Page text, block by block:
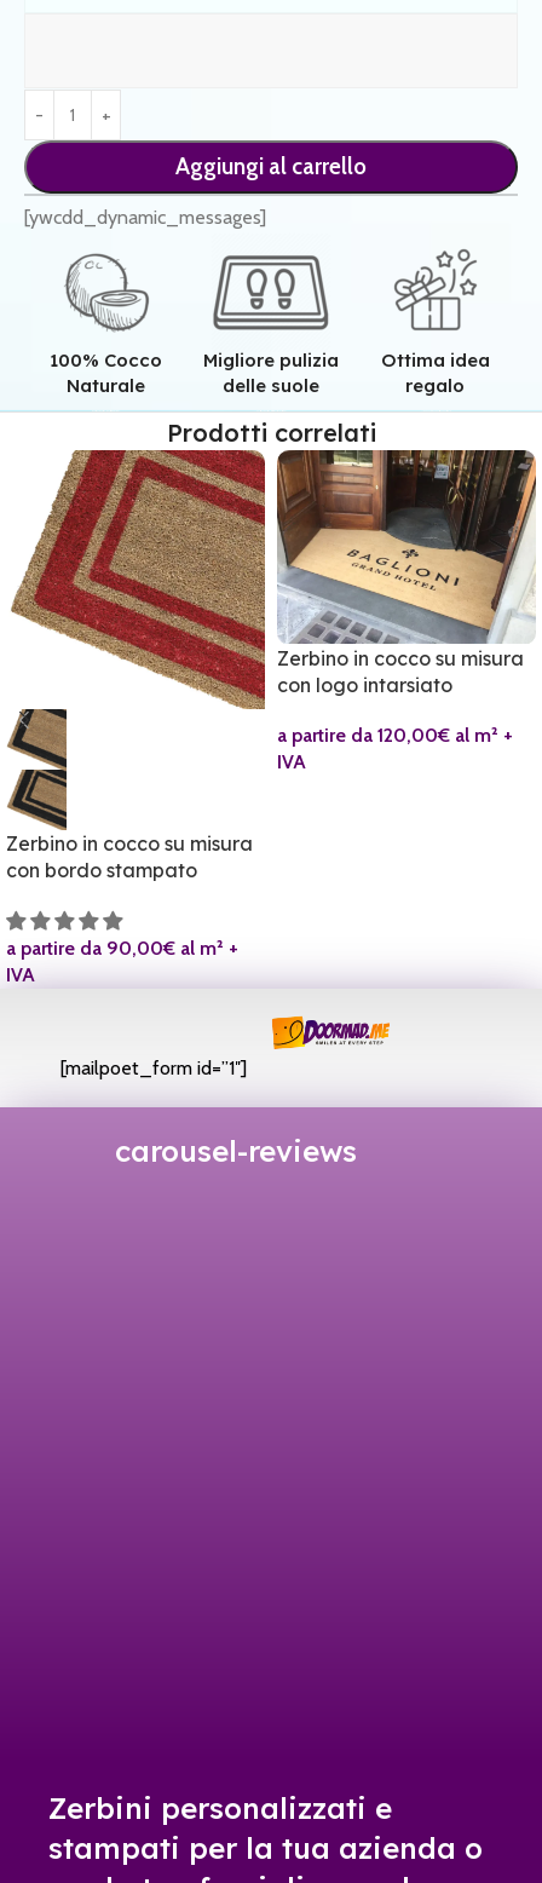
Aggiungi al carrello
[ywcdd_dynamic_messages]
100% Cocco
Naturale
Migliore pulizia
delle suole
Ottima idea
regalo
Prodotti correlati
Zerbino in cocco su misura
con bordo stampato
a partire da 90,00€ al m² +
IVA
Zerbino in cocco su misura
con logo intarsiato
a partire da 120,00€ al m² +
IVA
[mailpoet_form id=”1″]
carousel-reviews
Zerbini personalizzati e
stampati per la tua azienda o